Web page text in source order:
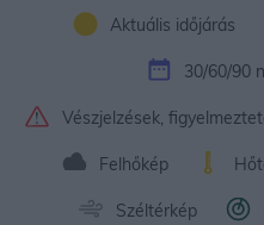
Aktuális időjárás
30/60/90
Vészjelzések,
Felhőkép
Széltérkép